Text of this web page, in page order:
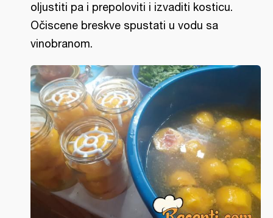
oljustiti pa i prepoloviti i izvaditi kosticu.
Očiscene breskve spustati u vodu sa
vinobranom.